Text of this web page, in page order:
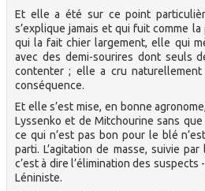
Et elle a été sur ce point
s’explique jamais et qui fuit comme
qui la fait chier largement, elle qui
avec des demi-sourires dont seuls
contenter ; elle a cru
conséquence.
Et elle s’est mise, en bonne
Lyssenko et de Mitchourine sans
ce qui n’est pas bon pour le blé
parti. L’agitation de masse, suivie
c’est à dire l’élimination des suspects
Léniniste.